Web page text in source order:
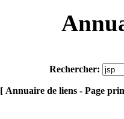
Rechercher:
[ Annuaire de liens - Page